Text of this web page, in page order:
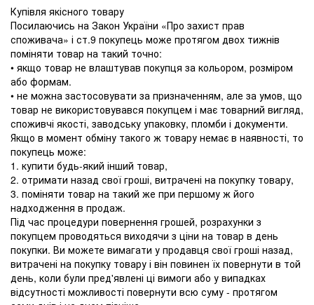
Купівля якісного товару
Посилаючись на Закон України «Про захист прав
споживача» і ст.9 покупець може протягом двох тижнів
поміняти товар на такий точно:
• якщо товар не влаштував покупця за кольором, розміром
або формам.
• не можна застосовувати за призначенням, але за умов, що
товар не використовувався покупцем і має товарний вигляд,
споживчі якості, заводську упаковку, пломби і документи.
Якщо в момент обміну такого ж товару немає в наявності, то
покупець може:
1. купити будь-який інший товар,
2. отримати назад свої гроші, витрачені на покупку товару,
3. поміняти товар на такий же при першому ж його
надходження в продаж.
Під час процедури повернення грошей, розрахунки з
покупцем проводяться виходячи з ціни на товар в день
покупки. Ви можете вимагати у продавця свої гроші назад,
витрачені на покупку товару і він повинен їх повернути в той
день, коли були пред'явлені ці вимоги або у випадках
відсутності можливості повернути всю суму - протягом